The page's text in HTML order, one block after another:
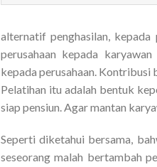
alternatif penghasilan, kepada
perusahaan kepada
kepada perusahaan. Kontribusi
Pelatihan itu adalah bentuk
siap pensiun. Agar mantan
Seperti diketahui bersama,
seseorang malah bertambah